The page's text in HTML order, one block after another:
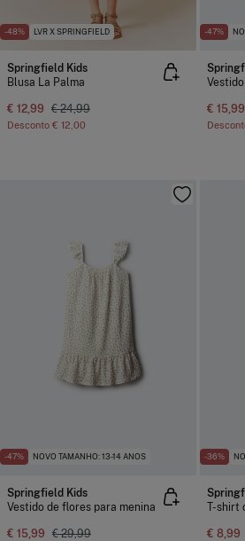
-48% LVR X SPRINGFIELD
Springfield Kids
Blusa La Palma
€ 12,99 € 24,99
Desconto € 12,00
-47%
€ 15,99
-47% NOVO TAMANHO: 13-14 ANOS
Springfield Kids
Vestido de flores para menina
€ 15,99 € 29,99
-36%
€ 8,99